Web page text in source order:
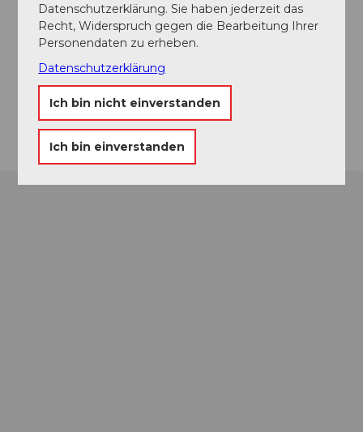
Axenstrasse 11
6440Brunnen
hanphefti@bluewin.ch
Anreise
Datenschutzerklärung. Sie haben jederzeit das
Recht, Widerspruch gegen die Bearbeitung Ihrer
Personendaten zu erheben.
Datenschutzerklärung
Ich bin nicht einverstanden
Ich bin einverstanden